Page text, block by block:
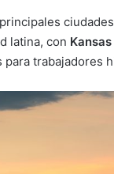
latina, con
trabajadores